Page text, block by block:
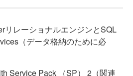
リレーショナルエンジンとSQL
（データ格納のために必
Service Pack （SP） 2（関連